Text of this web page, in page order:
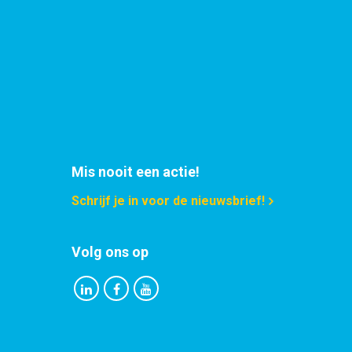
Selecteer
Mis nooit een actie!
Schrijf je in voor de nieuwsbrief!
Volg ons op